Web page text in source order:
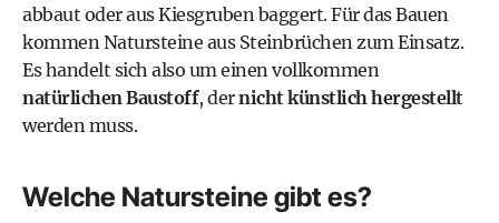
abbaut oder aus Kiesgruben baggert. Für das Bauen
kommen Natursteine aus Steinbrüchen zum Einsatz.
Es handelt sich also um einen vollkommen
natürlichen Baustoff, dernicht künstlich hergestellt
werden muss.
Welche Natursteine gibt es?